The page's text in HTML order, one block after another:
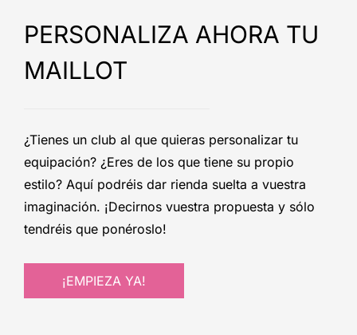
PERSONALIZA AHORA TU
MAILLOT
¿Tienes un club al que quieras personalizar tu
equipación? ¿Eres de los que tiene su propio
estilo? Aquí podréis dar rienda suelta a vuestra
imaginación. ¡Decirnos vuestra propuesta y sólo
tendréis que ponéroslo!
¡EMPIEZA YA!